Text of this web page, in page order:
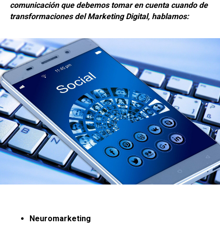
comunicación que debemos tomar en cuenta cuando de
transformaciones del Marketing Digital, hablamos:
Neuromarketing